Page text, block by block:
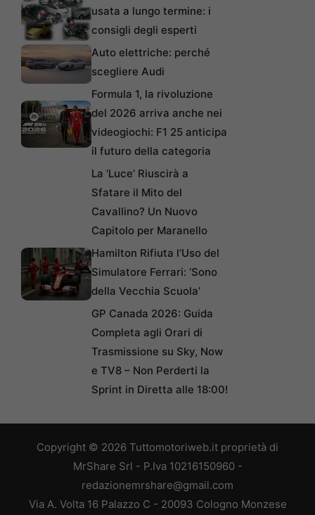
usata a lungo termine: i
consigli degli esperti
Auto elettriche: perché
scegliere Audi
Formula 1, la rivoluzione
del 2026 arriva anche nei
videogiochi: F1 25 anticipa
il futuro della categoria
La ‘Luce’ Riuscirà a
Sfatare il Mito del
Cavallino? Un Nuovo
Capitolo per Maranello
Hamilton Rifiuta l’Uso del
Simulatore Ferrari: ‘Sono
della Vecchia Scuola’
GP Canada 2026: Guida
Completa agli Orari di
Trasmissione su Sky, Now
e TV8 – Non Perderti la
Sprint in Diretta alle 18:00!
Copyright © 2026 Tuttomotoriweb.it proprietà di
MrShare Srl - P.Iva 10216150960 -
redazionemrshare@gmail.com
Via A. Volta 16 Palazzo C - 20093 Cologno Monzese